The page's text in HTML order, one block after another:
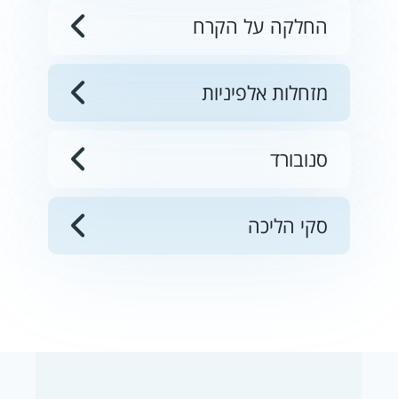
החלקה על הקרח
מזחלות אלפיניות
סנובורד
סקי הליכה